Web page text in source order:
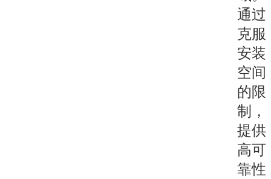
通过
克服
安装
空间
的限
制，
提供
高可
靠性